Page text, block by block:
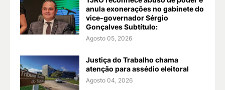
anula exonerações no gabinete do
vice-governador Sérgio
Gonçalves Subtítulo:
Agosto 05, 2026
Justiça do Trabalho chama
atenção para assédio eleitoral
Agosto 04, 2026